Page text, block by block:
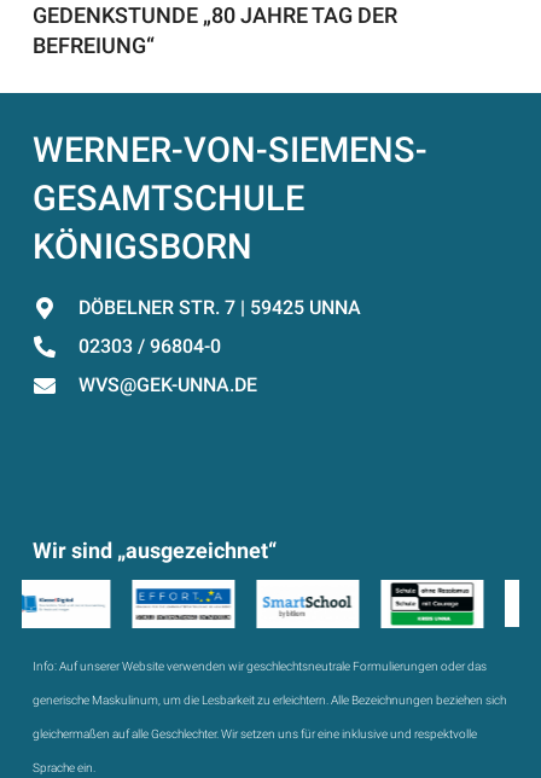
GEDENKSTUNDE „80 JAHRE TAG DER
BEFREIUNG“
WERNER-VON-SIEMENS-
GESAMTSCHULE
KÖNIGSBORN
DÖBELNER STR. 7 | 59425 UNNA
02303 / 96804-0
WVS@GEK-UNNA.DE
Wir sind „ausgezeichnet“
Info:Auf unserer Website verwenden wir geschlechtsneutrale Formulierungen oder das
generische Maskulinum, um die Lesbarkeit zu erleichtern. Alle Bezeichnungen beziehen sich
gleichermaßen auf alle Geschlechter. Wir setzen uns für eine inklusive und respektvolle
Sprache ein.